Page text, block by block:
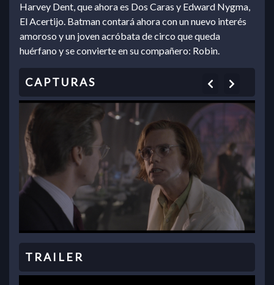
Harvey Dent, que ahora es Dos Caras y Edward Nygma,
El Acertijo. Batman contará ahora con un nuevo interés
amoroso y un joven acróbata de circo que queda
huérfano y se convierte en su compañero: Robin.
Previous